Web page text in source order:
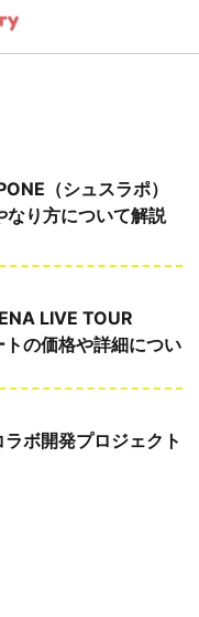
（シュスラポ）
なり方について解説
LIVE TOUR
の価格や詳細につい
ボ開発プロジェクト